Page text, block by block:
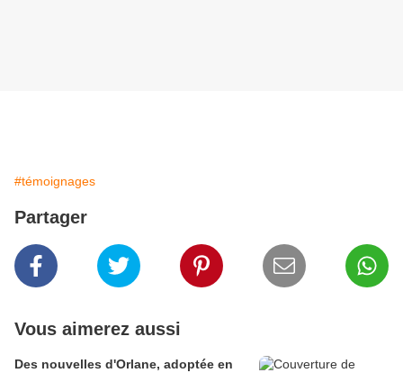
#témoignages
Partager
Vous aimerez aussi
Des nouvelles d'Orlane, adoptée en